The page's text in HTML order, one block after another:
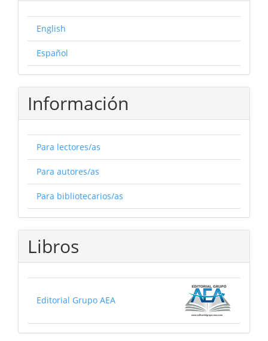
English
Español
Información
Para lectores/as
Para autores/as
Para bibliotecarios/as
Libros
Editorial Grupo AEA